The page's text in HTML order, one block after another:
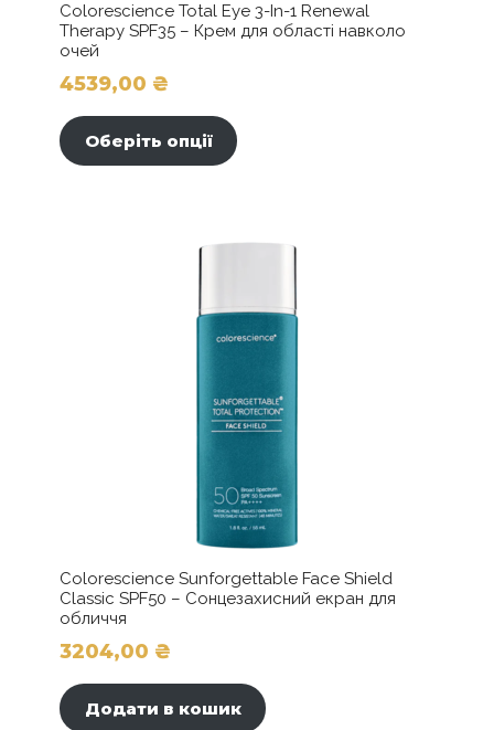
Colorescience Total Eye 3-In-1 Renewal
Therapy SPF35 – Крем для області навколо
очей
4539,00 ₴
Оберіть опції
можна
вибрати
сторінці
Colorescience Sunforgettable Face Shield
Classic SPF50 – Сонцезахисний екран для
обличчя
3204,00 ₴
Додати в кошик